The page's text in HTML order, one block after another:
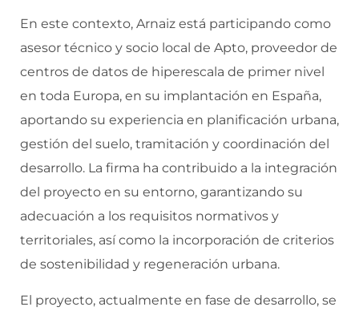
En este contexto, Arnaiz está participando como
asesor técnico y socio local de Apto, proveedor de
centros de datos de hiperescala de primer nivel
en toda Europa, en su implantación en España,
aportando su experiencia en planificación urbana,
gestión del suelo, tramitación y coordinación del
desarrollo. La firma ha contribuido a la integración
del proyecto en su entorno, garantizando su
adecuación a los requisitos normativos y
territoriales, así como la incorporación de criterios
de sostenibilidad y regeneración urbana.
El proyecto, actualmente en fase de desarrollo, se